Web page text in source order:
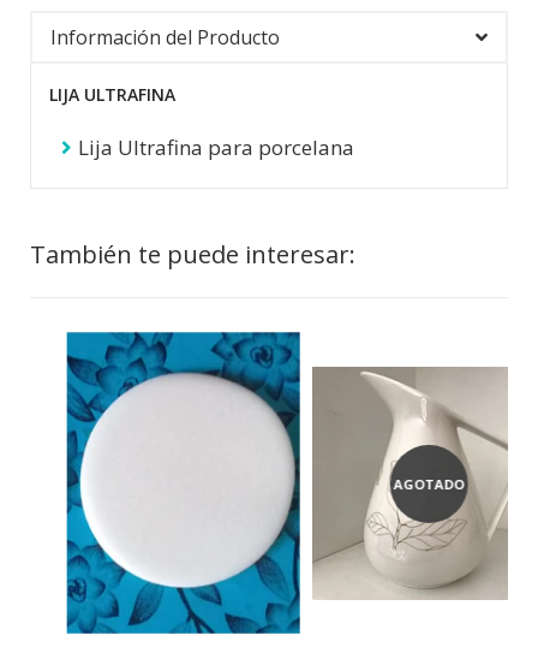
Información del Producto
LIJA ULTRAFINA
Lija Ultrafina para porcelana
También te puede interesar:
AGOTADO